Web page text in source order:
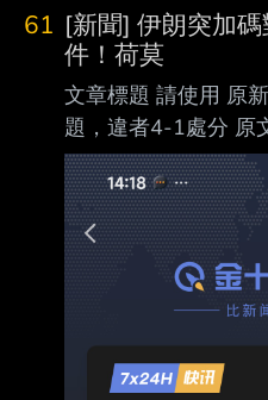
https://
6005.htm/amp 網址
結不能點擊者板規
新: 2026年08月09日
天新聞 記者署名：
美國財政部長斯科特
61 [新聞] 伊朗突加
件！荷莫
文章標題 請使用 原
題，違者4-1處分 原
開出戲劇化條件！荷
連結：
https://udn.com/
777 發布時間：
原文內容： 美聯社
系列戲劇化的要求
否則荷 莫茲海峽將
朗與阿曼有關海峽航